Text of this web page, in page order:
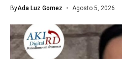
ByAda Luz Gomez Agosto 5, 2026